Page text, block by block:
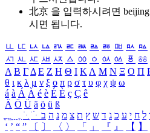
北京 을 입력하시려면 beijing
시면 됩니다.
ㅥ ㅦ ㅧ ㅨ ㅩ ㅪ ㅫ ㅬ ㅭ ㅮ ㅯ ㅰ
ㅺ ㅻ ㅼ ㅽ ㅾ ㅿ ㆀ ㆁ ㆂ ㆃ ㆄ ㆅ
Α Β ΓΔ Ε Ζ Η Θ Ι ΚΛ Μ Ν Ξ Ο Π
θ ι κ λ μ ν ξ ο π ρ σ τ υ φ χ ψ ω
á à Á À é è É È ç Ç ê
Ä Ö Ü ä ö ü ß
ִֶֹ ֻּ ׁׂ ל ח י ע כ ג ד ש ץ ת צ מ נ ה ב
‘ ’ “ ” 〔 〕 〈 〉 「 」 『 』 【 】